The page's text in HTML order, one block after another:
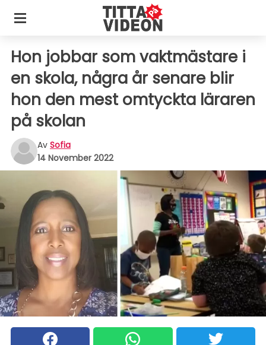
Hon jobbar som vaktmästare i
en skola, några år senare blir
hon den mest omtyckta läraren
på skolan
Av Sofia
14 November 2022